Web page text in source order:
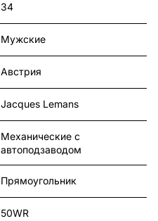
34
Мужские
Австрия
Jacques Lemans
Механические с
автоподзаводом
Прямоугольник
50WR